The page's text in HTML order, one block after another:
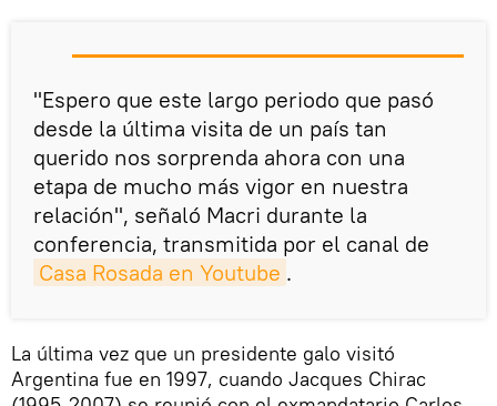
"Espero que este largo periodo que pasó
desde la última visita de un país tan
querido nos sorprenda ahora con una
etapa de mucho más vigor en nuestra
relación", señaló Macri durante la
conferencia, transmitida por el canal de
Casa Rosada en Youtube .
La última vez que un presidente galo visitó
Argentina fue en 1997, cuando Jacques Chirac